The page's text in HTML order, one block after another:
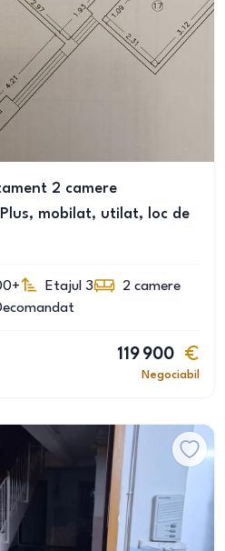
2 camere
mobilat, utilat, loc de
Etajul 3 2 camere
119 900
Negociabil